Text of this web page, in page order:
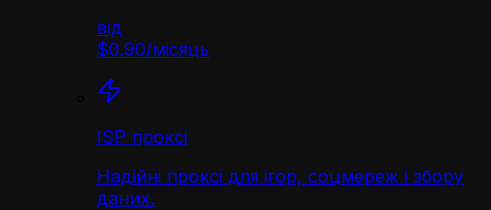
від
$0.90/місяць
ISP проксі
Надійні проксі для ігор, соцмереж і збору
даних.